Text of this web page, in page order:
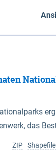
das
000
ZIP